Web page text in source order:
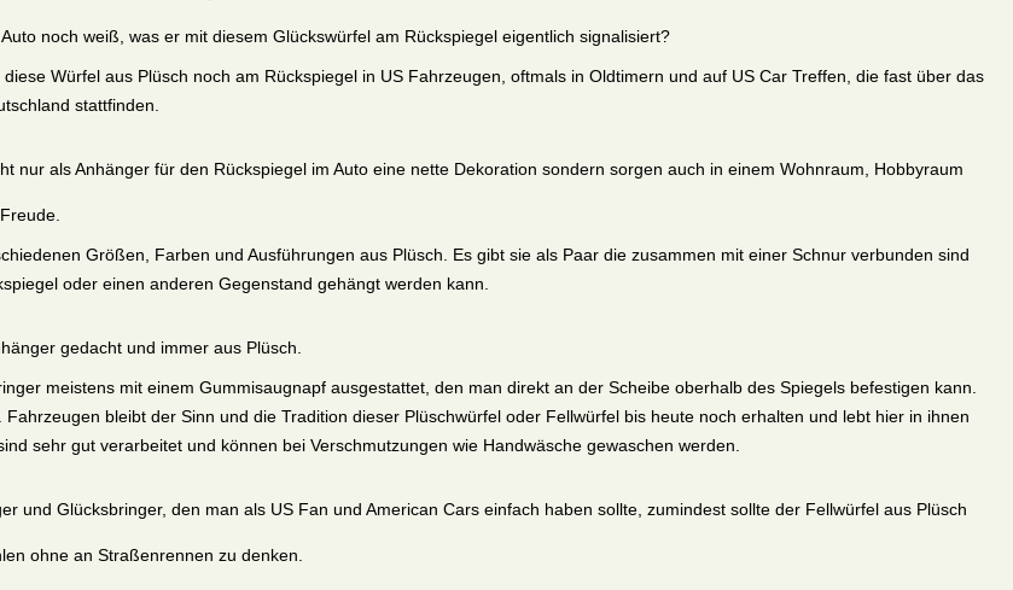
noch weiß, was er mit diesem Glückswürfel am Rückspiegel eigentlich signalisiert?
Würfel aus Plüsch noch am Rückspiegel in US Fahrzeugen, oftmals in Oldtimern und auf US Car Treffen, die fast über das
stattfinden.
nur als Anhänger für den Rückspiegel im Auto eine nette Dekoration sondern sorgen auch in einem Wohnraum, Hobbyraum
Größen, Farben und Ausführungen aus Plüsch. Es gibt sie als Paar die zusammen mit einer Schnur verbunden sind
oder einen anderen Gegenstand gehängt werden kann.
gedacht und immer aus Plüsch.
meistens mit einem Gummisaugnapf ausgestattet, den man direkt an der Scheibe oberhalb des Spiegels befestigen kann.
Fahrzeugen bleibt der Sinn und die Tradition dieser Plüschwürfel oder Fellwürfel bis heute noch erhalten und lebt hier in ihnen
sehr gut verarbeitet und können bei Verschmutzungen wie Handwäsche gewaschen werden.
und Glücksbringer, den man als US Fan und American Cars einfach haben sollte, zumindest sollte der Fellwürfel aus Plüsch
ohne an Straßenrennen zu denken.